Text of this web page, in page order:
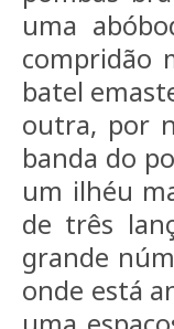
uma
compridão
batel
outra, por
banda do
um ilhéu
de três
grande
onde está